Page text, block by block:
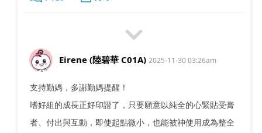
Eirene (陸碧華 C01A) 2025-11-30 03:26am
支持勤媽，多謝勤媽提醒！
嗜好組的成長正好印證了，只要願意以純全的心緊貼受膏
者、付出與互動，即使起點微小，也能被神使用成為整全